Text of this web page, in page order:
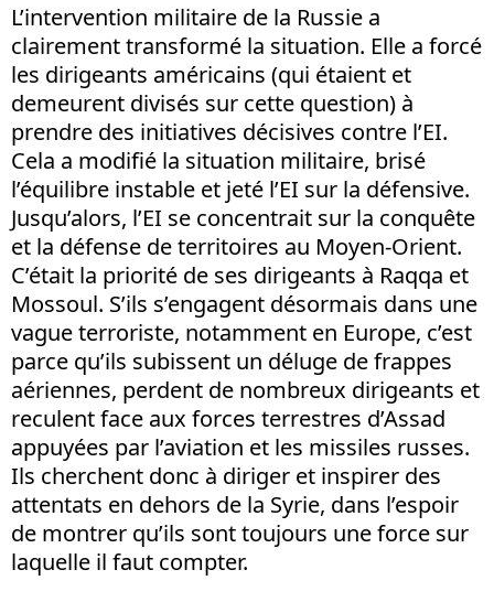
L’intervention militaire de la Russie a
clairement transformé la situation. Elle a forcé
les dirigeants américains (qui étaient et
demeurent divisés sur cette question) à
prendre des initiatives décisives contre l’EI.
Cela a modifié la situation militaire, brisé
l’équilibre instable et jeté l’EI sur la défensive.
Jusqu’alors, l’EI se concentrait sur la conquête
et la défense de territoires au Moyen-Orient.
C’était la priorité de ses dirigeants à Raqqa et
Mossoul. S’ils s’engagent désormais dans une
vague terroriste, notamment en Europe, c’est
parce qu’ils subissent un déluge de frappes
aériennes, perdent de nombreux dirigeants et
reculent face aux forces terrestres d’Assad
appuyées par l’aviation et les missiles russes.
Ils cherchent donc à diriger et inspirer des
attentats en dehors de la Syrie, dans l’espoir
de montrer qu’ils sont toujours une force sur
laquelle il faut compter.